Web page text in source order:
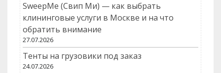
SweepMe (Свип Ми) — как выбрать
клининговые услуги в Москве и на что
обратить внимание
27.07.2026
Тенты на грузовики под заказ
24.07.2026